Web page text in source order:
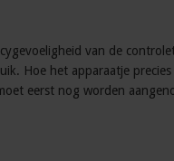
van de
Hoe het apparaatje
eerst nog worden